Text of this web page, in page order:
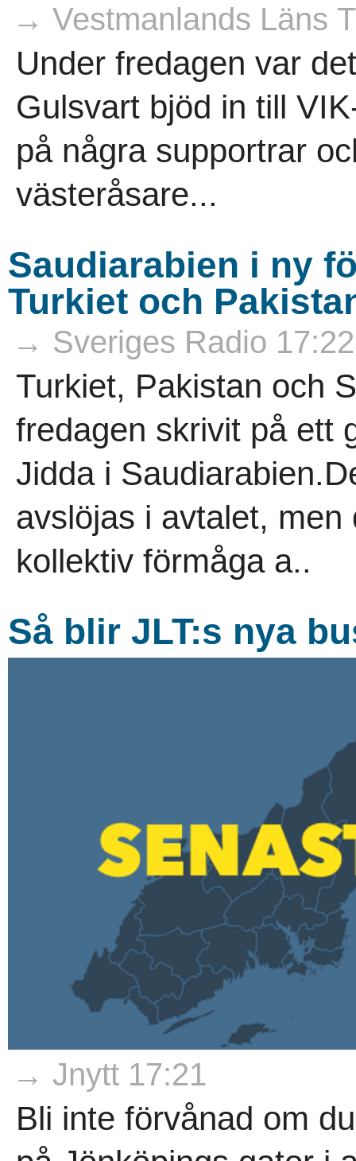
→ Vestmanlands Läns
Under fredagen var
Gulsvart bjöd in till
på några supportrar
västeråsare...
Saudiarabien i ny
Turkiet och
→ Sveriges Radio 17:22
Turkiet, Pakistan och
fredagen skrivit på ett
Jidda i
avslöjas i avtalet,
kollektiv förmåga a..
Så blir JLT:s nya
→ Jnytt 17:21
Bli inte förvånad om